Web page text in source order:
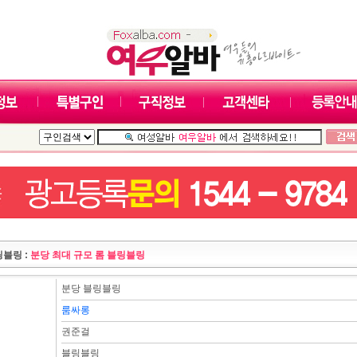
블링 : 분당 최대 규모 롬 블링블링
분당 블링블링
룸싸롱
권준걸
블링블링